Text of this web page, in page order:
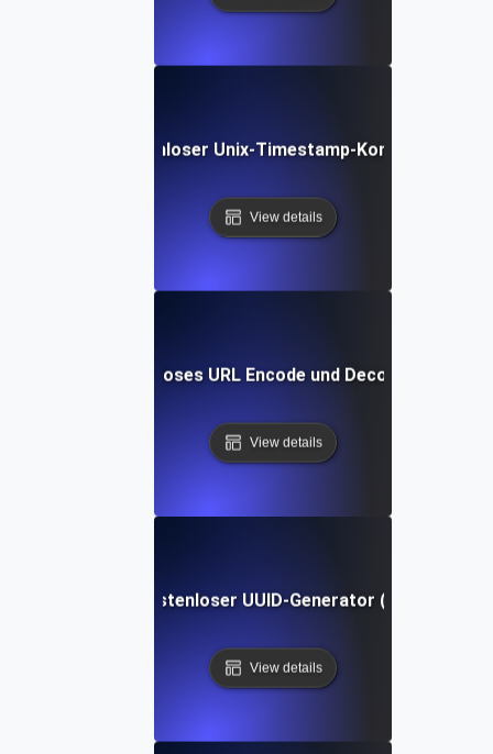
Kostenloser Unix-Timestamp-Konverter
View details
Kostenloses URL Encode und Decode Tool
View details
Kostenloser UUID-Generator (v4)
View details